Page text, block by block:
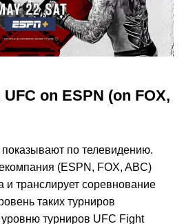
on ESPN (on FOX,
по телевидению.
(ESPN, FOX, ABC)
и транслирует соревнование
таких турниров
уровню турниров UFC Fight